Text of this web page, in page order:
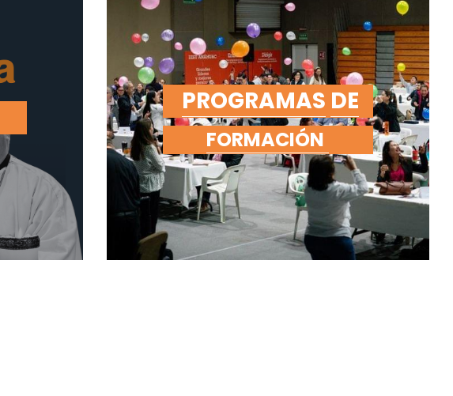
PROGRAMAS DE
FORMACIÓN